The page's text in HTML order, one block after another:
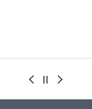
식품의약품안전처